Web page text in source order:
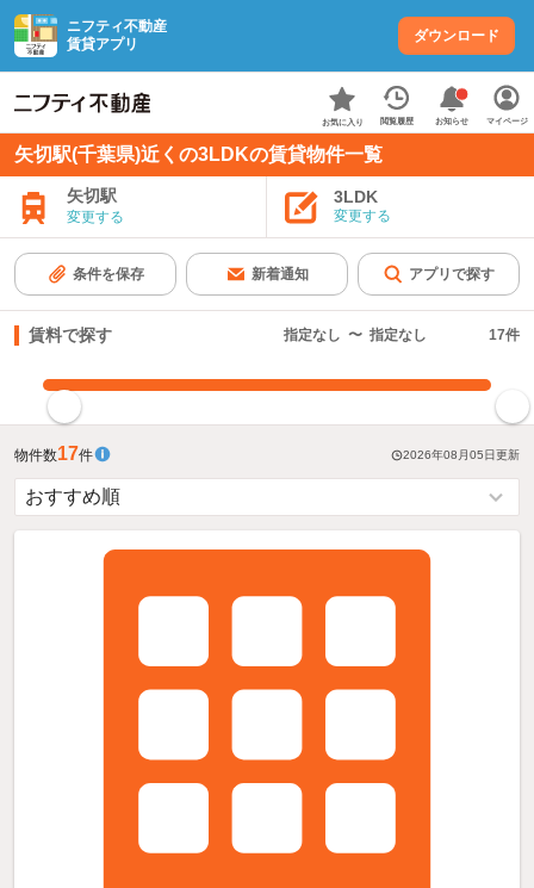
ニフティ不動産
賃貸アプリ
ダウンロード
お気に入り 閲覧履歴 お知らせ マイページ
矢切駅(千葉県)近くの3LDKの賃貸物件一覧
矢切駅
変更する
3LDK
変更する
条件を保存 新着通知 アプリで探す
賃料で探す 指定なし 〜 指定なし 17件
物件数17件 2026年08月05日更新